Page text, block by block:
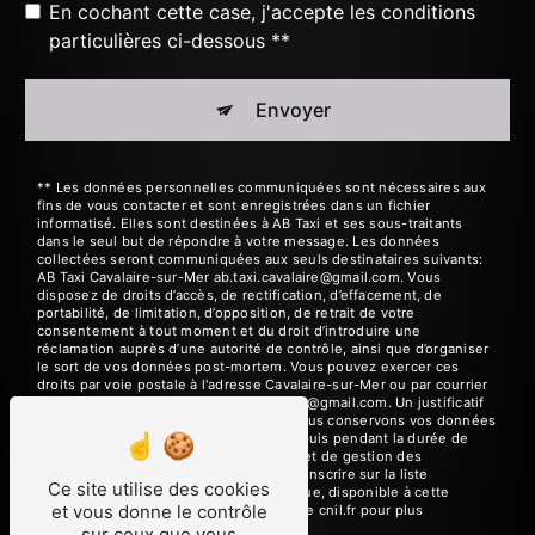
En cochant cette case, j'accepte les conditions
particulières ci-dessous **
Envoyer
** Les données personnelles communiquées sont nécessaires aux
fins de vous contacter et sont enregistrées dans un fichier
informatisé. Elles sont destinées à AB Taxi et ses sous-traitants
dans le seul but de répondre à votre message. Les données
collectées seront communiquées aux seuls destinataires suivants:
AB Taxi Cavalaire-sur-Mer ab.taxi.cavalaire@gmail.com. Vous
disposez de droits d’accès, de rectification, d’effacement, de
portabilité, de limitation, d’opposition, de retrait de votre
consentement à tout moment et du droit d’introduire une
réclamation auprès d’une autorité de contrôle, ainsi que d’organiser
le sort de vos données post-mortem. Vous pouvez exercer ces
droits par voie postale à l'adresse Cavalaire-sur-Mer ou par courrier
électronique à l'adresse ab.taxi.cavalaire@gmail.com. Un justificatif
d'identité pourra vous être demandé. Nous conservons vos données
pendant la période de prise de contact puis pendant la durée de
prescription légale aux fins probatoires et de gestion des
contentieux. Vous avez le droit de vous inscrire sur la liste
d'opposition au démarchage téléphonique, disponible à cette
adresse: Bloctel.gouv.fr . Consultez le site cnil.fr pour plus
d’informations sur vos droits.
Ce site utilise des cookies
et vous donne le contrôle